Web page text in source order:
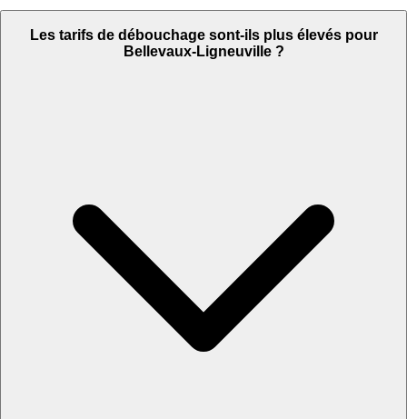
Les tarifs de débouchage sont-ils plus élevés pour
Bellevaux-Ligneuville ?